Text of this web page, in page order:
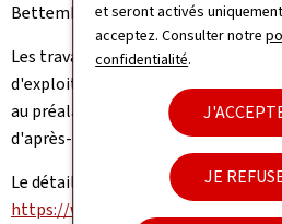
et seront activés
acceptez. Consulter notre
confidentialité.
JE
Bettembourg et l'échangeur
Les travaux préparatifs nécessaires
d'exploitation de l'autoroute étant
au préalable, des perturbations du
d'après-midi.
Le détail des fermetures peut être
https://www.cita.lu/fr/